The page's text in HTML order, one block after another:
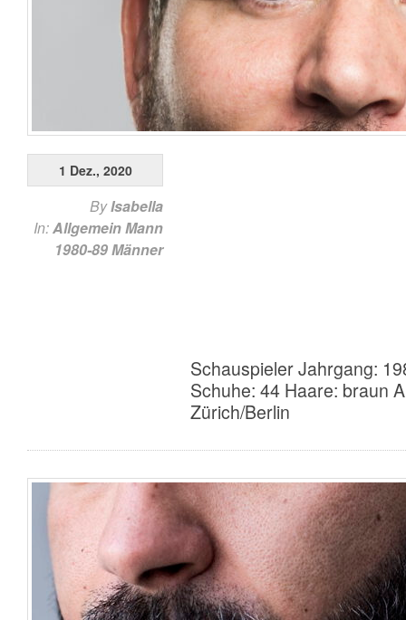
Schauspieler Jahrgang:
Schuhe: 44 Haare: braun
Zürich/Berlin
1 Dez., 2020
ByIsabella
In:AllgemeinMann
1980-89Männer